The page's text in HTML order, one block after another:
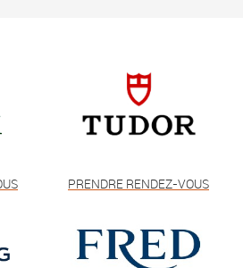
PRENDRE RENDEZ-VOUS